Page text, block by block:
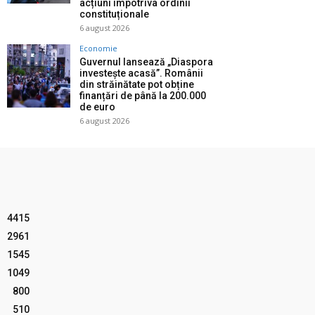
acțiuni împotriva ordinii
constituționale
6 august 2026
Economie
Guvernul lansează „Diaspora
investește acasă”. Românii
din străinătate pot obține
finanțări de până la 200.000
de euro
6 august 2026
4415
2961
1545
1049
800
510